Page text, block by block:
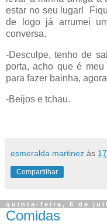
estar no seu lugar!
de logo já arrumei
conversa.
-Desculpe, tenho de
porta, acho que é
para fazer bainha,
-Beijos e tchau.
esmeralda martinez às
Compartilhar
quinta-feira, 6 de
Comidas